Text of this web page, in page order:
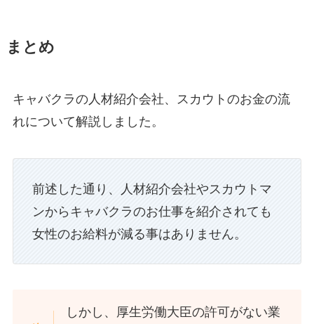
まとめ
キャバクラの人材紹介会社、スカウトのお金の流
れについて解説しました。
前述した通り、人材紹介会社やスカウトマ
ンからキャバクラのお仕事を紹介されても
女性のお給料が減る事はありません。
しかし、厚生労働大臣の許可がない業